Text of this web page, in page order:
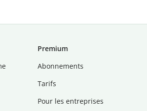
Premium
Abonnements
Tarifs
Pour les entreprises